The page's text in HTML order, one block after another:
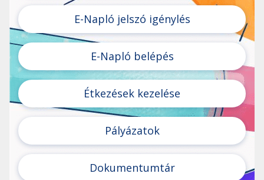
E-Napló jelszó igénylés
E-Napló belépés
Étkezések kezelése
Pályázatok
Dokumentumtár